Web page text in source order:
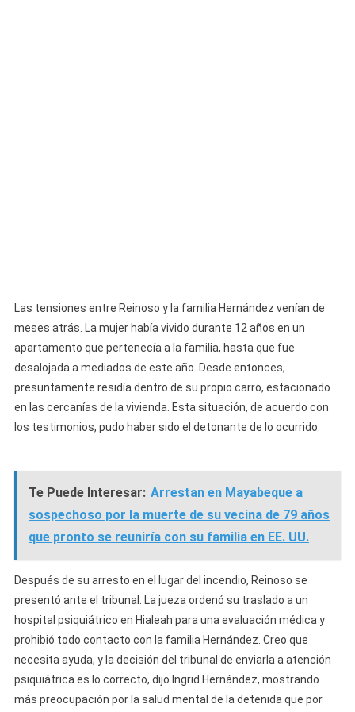
Las tensiones entre Reinoso y la familia Hernández venían de
meses atrás. La mujer había vivido durante 12 años en un
apartamento que pertenecía a la familia, hasta que fue
desalojada a mediados de este año. Desde entonces,
presuntamente residía dentro de su propio carro, estacionado
en las cercanías de la vivienda. Esta situación, de acuerdo con
los testimonios, pudo haber sido el detonante de lo ocurrido.
Te Puede Interesar: Arrestan en Mayabeque a
sospechoso por la muerte de su vecina de 79 años
que pronto se reuniría con su familia en EE. UU.
Después de su arresto en el lugar del incendio, Reinoso se
presentó ante el tribunal. La jueza ordenó su traslado a un
hospital psiquiátrico en Hialeah para una evaluación médica y
prohibió todo contacto con la familia Hernández. Creo que
necesita ayuda, y la decisión del tribunal de enviarla a atención
psiquiátrica es lo correcto, dijo Ingrid Hernández, mostrando
más preocupación por la salud mental de la detenida que por